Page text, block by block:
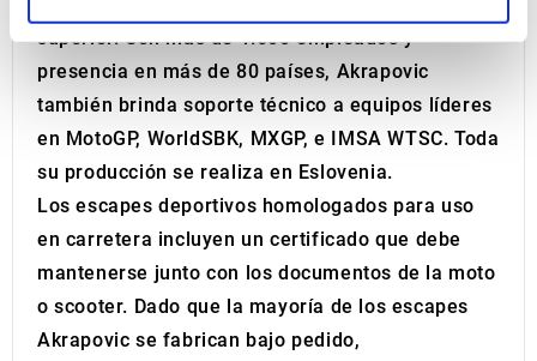
and set your preferences in the
We use cookies to personalise content and ads, to
We also share information about your use of our site with
our social media, advertising and analytics partners who
may combine it with other information that you’ve
provided to them or that they’ve collected from your use
of their services.
superior. Con más de 1.600 empleados y
presencia en más de 80 países, Akrapovic
también brinda soporte técnico a equipos líderes
en MotoGP, WorldSBK, MXGP, e IMSA WTSC. Toda
su producción se realiza en Eslovenia.
Los escapes deportivos homologados para uso
en carretera incluyen un certificado que debe
mantenerse junto con los documentos de la moto
o scooter. Dado que la mayoría de los escapes
Akrapovic se fabrican bajo pedido,